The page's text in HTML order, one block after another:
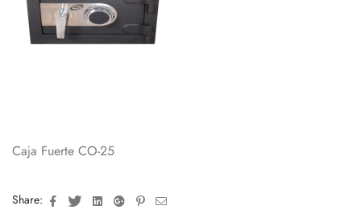
Caja Fuerte CO-25
Share: FacebookTwitterLinkedinGoogle+Pinterest
Email